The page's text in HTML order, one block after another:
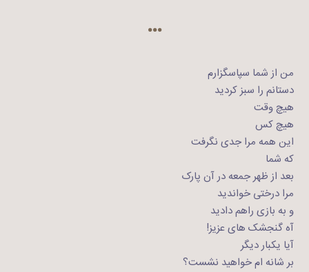
…
من از شما سپاسگزارم
دستانم را سبز کردید
هیچ وقت
هیچ کس
این همه مرا جدی نگرفت
که شما
بعد از ظهر جمعه در آن پارک
مرا درختی خواندید
و به بازی راهم دادید
آه گنجشک های عزیز!
آیا یکبار دیگر
بر شانه ام خواهید نشست؟